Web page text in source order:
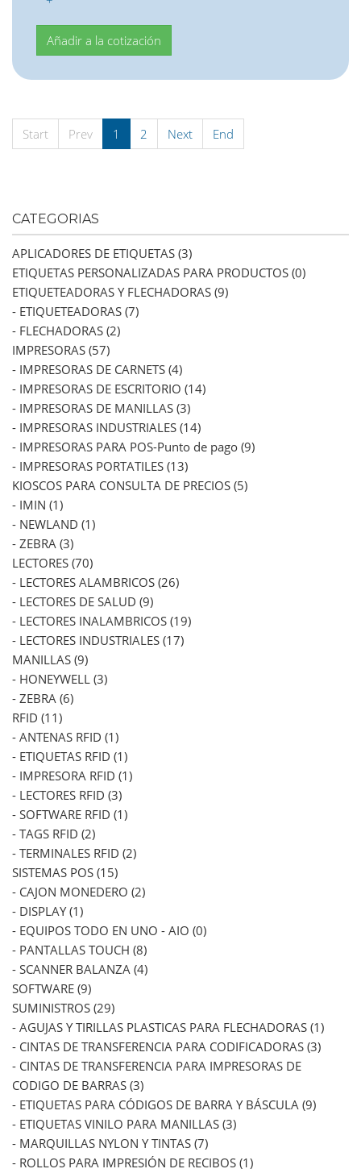
Start Prev 1 2 Next End
CATEGORIAS
APLICADORES DE ETIQUETAS (3)
ETIQUETAS PERSONALIZADAS PARA PRODUCTOS (0)
ETIQUETEADORAS Y FLECHADORAS (9)
- ETIQUETEADORAS (7)
- FLECHADORAS (2)
IMPRESORAS (57)
- IMPRESORAS DE CARNETS (4)
- IMPRESORAS DE ESCRITORIO (14)
- IMPRESORAS DE MANILLAS (3)
- IMPRESORAS INDUSTRIALES (14)
- IMPRESORAS PARA POS-Punto de pago (9)
- IMPRESORAS PORTATILES (13)
KIOSCOS PARA CONSULTA DE PRECIOS (5)
- IMIN (1)
- NEWLAND (1)
- ZEBRA (3)
LECTORES (70)
- LECTORES ALAMBRICOS (26)
- LECTORES DE SALUD (9)
- LECTORES INALAMBRICOS (19)
- LECTORES INDUSTRIALES (17)
MANILLAS (9)
- HONEYWELL (3)
- ZEBRA (6)
RFID (11)
- ANTENAS RFID (1)
- ETIQUETAS RFID (1)
- IMPRESORA RFID (1)
- LECTORES RFID (3)
- SOFTWARE RFID (1)
- TAGS RFID (2)
- TERMINALES RFID (2)
SISTEMAS POS (15)
- CAJON MONEDERO (2)
- DISPLAY (1)
- EQUIPOS TODO EN UNO - AIO (0)
- PANTALLAS TOUCH (8)
- SCANNER BALANZA (4)
SOFTWARE (9)
SUMINISTROS (29)
- AGUJAS Y TIRILLAS PLASTICAS PARA FLECHADORAS (1)
- CINTAS DE TRANSFERENCIA PARA CODIFICADORAS (3)
- CINTAS DE TRANSFERENCIA PARA IMPRESORAS DE
CODIGO DE BARRAS (3)
- ETIQUETAS PARA CÓDIGOS DE BARRA Y BÁSCULA (9)
- ETIQUETAS VINILO PARA MANILLAS (3)
- MARQUILLAS NYLON Y TINTAS (7)
- ROLLOS PARA IMPRESIÓN DE RECIBOS (1)